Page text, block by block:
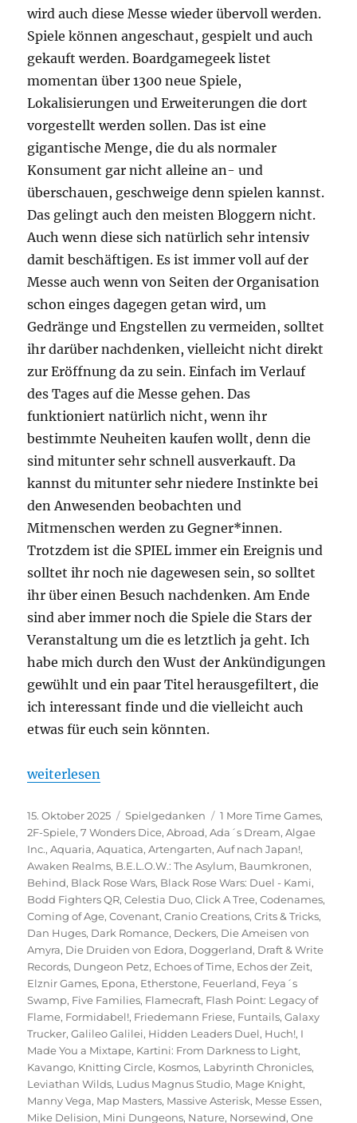
wird auch diese Messe wieder übervoll werden.
Spiele können angeschaut, gespielt und auch
gekauft werden. Boardgamegeek listet
momentan über 1300 neue Spiele,
Lokalisierungen und Erweiterungen die dort
vorgestellt werden sollen. Das ist eine
gigantische Menge, die du als normaler
Konsument gar nicht alleine an- und
überschauen, geschweige denn spielen kannst.
Das gelingt auch den meisten Bloggern nicht.
Auch wenn diese sich natürlich sehr intensiv
damit beschäftigen. Es ist immer voll auf der
Messe auch wenn von Seiten der Organisation
schon einges dagegen getan wird, um
Gedränge und Engstellen zu vermeiden, solltet
ihr darüber nachdenken, vielleicht nicht direkt
zur Eröffnung da zu sein. Einfach im Verlauf
des Tages auf die Messe gehen. Das
funktioniert natürlich nicht, wenn ihr
bestimmte Neuheiten kaufen wollt, denn die
sind mitunter sehr schnell ausverkauft. Da
kannst du mitunter sehr niedere Instinkte bei
den Anwesenden beobachten und
Mitmenschen werden zu Gegner*innen.
Trotzdem ist die SPIEL immer ein Ereignis und
solltet ihr noch nie dagewesen sein, so solltet
ihr über einen Besuch nachdenken. Am Ende
sind aber immer noch die Spiele die Stars der
Veranstaltung um die es letztlich ja geht. Ich
habe mich durch den Wust der Ankündigungen
gewühlt und ein paar Titel herausgefiltert, die
ich interessant finde und die vielleicht auch
etwas für euch sein könnten.
„Spiel 2025 – Eine Vorschau auf die
weiterlesen
Veröffentlicht
am
15. Oktober 2025 Kategorien
Spielgedanken Schlagwörter
1 More Time Games,
2F-Spiele,7 Wonders Dice,Abroad,Ada´s Dream,Algae
Inc.,Aquaria,Aquatica,Artengarten,Auf nach Japan!,
Awaken Realms, B.E.L.O.W.: The Asylum, Baumkronen,
Behind, Black Rose Wars, Black Rose Wars: Duel - Kami,
Bodd Fighters QR,Celestia Duo,Click A Tree,Codenames,
Coming of Age,Covenant,Cranio Creations,Crits & Tricks,
Dan Huges, Dark Romance, Deckers, Die Ameisen von
Amyra, Die Druiden von Edora, Doggerland, Draft & Write
Records, Dungeon Petz, Echoes of Time, Echos der Zeit,
Elznir Games, Epona, Etherstone, Feuerland, Feya´s
Swamp, Five Families, Flamecraft, Flash Point: Legacy of
Flame, Formidabel!, Friedemann Friese, Funtails,Galaxy
Trucker,Galileo Galilei, Hidden Leaders Duel, Huch!, I
Made You a Mixtape, Kartini: From Darkness to Light,
Kavango, Knitting Circle, Kosmos, Labyrinth Chronicles,
Leviathan Wilds, Ludus Magnus Studio, Mage Knight,
Manny Vega, Map Masters, Massive Asterisk, Messe Essen,
Mike Delision, Mini Dungeons, Nature, Norsewind,One